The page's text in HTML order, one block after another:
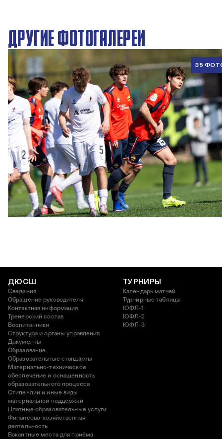
ДРУГИЕ ФОТОГАЛЕРЕИ
35
ЮФЛ U17 | ПФК ЦСКА - Акрон - Академия Коноплёва
26 АПРЕЛЯ 2026 18:11
ДЮСШ
Сведения
Обращение руководителя
Контактная информация
Тренерский состав
Воспитанники
Структура и органы управления
Документы
Образование
Образовательные стандарты
Материально-техническое
обеспечение и оснащенность
образовательного процесса
Стипендии и иные виды
материальной поддержки
Платные образовательные услуги
Финансово-хозяйственная
деятельность
Вакантные места для приёма
ТУРНИРЫ
Календарь матчей
Турнирные таблицы
ЮФЛ-1
ЮФЛ-2
ЮФЛ-3